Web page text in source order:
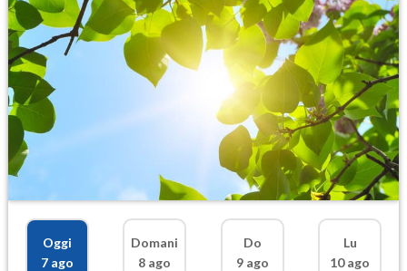
Oggi
7 ago
Domani
8 ago
Do
9 ago
Lu
10 ago